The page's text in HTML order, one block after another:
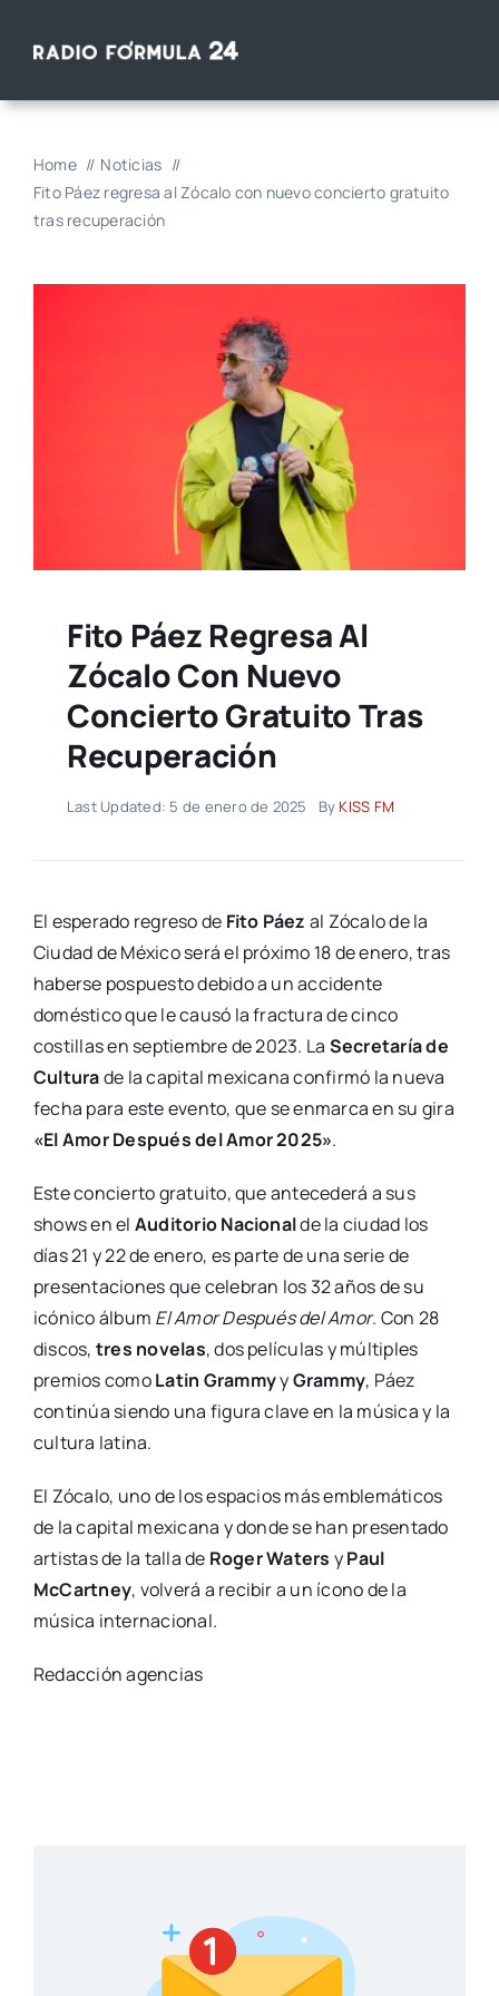
Home
Noticias
Fito Páez regresa al Zócalo con nuevo concierto gratuito
tras recuperación
Fito Páez Regresa Al
Zócalo Con Nuevo
Concierto Gratuito Tras
Recuperación
Last Updated: 5 de enero de 2025 By KISS FM
El esperado regreso de Fito Páez al Zócalo de la
Ciudad de México será el próximo 18 de enero, tras
haberse pospuesto debido a un accidente
doméstico que le causó la fractura de cinco
costillas en septiembre de 2023. La Secretaría de
Culturade la capital mexicana confirmó la nueva
fecha para este evento, que se enmarca en su gira
«El Amor Después del Amor 2025».
Este concierto gratuito, que antecederá a sus
shows en el Auditorio Nacionalde la ciudad los
días 21 y 22 de enero, es parte de una serie de
presentaciones que celebran los 32 años de su
icónico álbum El Amor Después del Amor. Con 28
discos, tres novelas, dos películas y múltiples
premios comoLatin GrammyyGrammy, Páez
continúa siendo una figura clave en la música y la
cultura latina.
El Zócalo, uno de los espacios más emblemáticos
de la capital mexicana y donde se han presentado
artistas de la talla de Roger Waters yPaul
McCartney, volverá a recibir a un ícono de la
música internacional.
Redacción agencias